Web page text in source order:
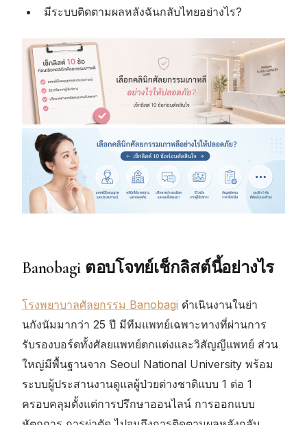
มีระบบติดตามผลหลังฉันกลับไทยอย่างไร?
Banobagi ตอบโจทย์เช็กลิสต์นี้อย่างไร
โรงพยาบาลศัลยกรรม Banobagi ดำเนินงานในย่า
นกังนัมมากว่า 25 ปี มีทีมแพทย์เฉพาะทางที่ผ่านการ
รับรองบอร์ดทั้งศัลยแพทย์ตกแต่งและวิสัญญีแพทย์ ส่วน
ใหญ่มีพื้นฐานจาก Seoul National University พร้อม
ระบบผู้ประสานงานดูแลผู้ป่วยต่างชาติแบบ 1 ต่อ 1
ครอบคลุมตั้งแต่การปรึกษาออนไลน์ การออกแบบ